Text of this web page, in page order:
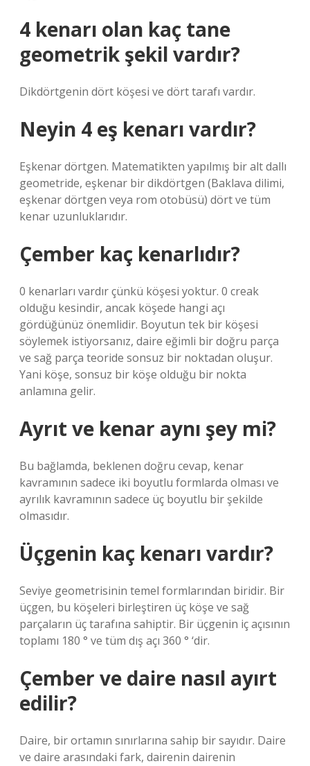
4 kenarı olan kaç tane
geometrik şekil vardır?
Dikdörtgenin dört köşesi ve dört tarafı vardır.
Neyin 4 eş kenarı vardır?
Eşkenar dörtgen. Matematikten yapılmış bir alt dallı
geometride, eşkenar bir dikdörtgen (Baklava dilimi,
eşkenar dörtgen veya rom otobüsü) dört ve tüm
kenar uzunluklarıdır.
Çember kaç kenarlıdır?
0 kenarları vardır çünkü köşesi yoktur. 0 creak
olduğu kesindir, ancak köşede hangi açı
gördüğünüz önemlidir. Boyutun tek bir köşesi
söylemek istiyorsanız, daire eğimli bir doğru parça
ve sağ parça teoride sonsuz bir noktadan oluşur.
Yani köşe, sonsuz bir köşe olduğu bir nokta
anlamına gelir.
Ayrıt ve kenar aynı şey mi?
Bu bağlamda, beklenen doğru cevap, kenar
kavramının sadece iki boyutlu formlarda olması ve
ayrılık kavramının sadece üç boyutlu bir şekilde
olmasıdır.
Üçgenin kaç kenarı vardır?
Seviye geometrisinin temel formlarından biridir. Bir
üçgen, bu köşeleri birleştiren üç köşe ve sağ
parçaların üç tarafına sahiptir. Bir üçgenin iç açısının
toplamı 180 ° ve tüm dış açı 360 ° ‘dir.
Çember ve daire nasıl ayırt
edilir?
Daire, bir ortamın sınırlarına sahip bir sayıdır. Daire
ve daire arasındaki fark, dairenin dairenin